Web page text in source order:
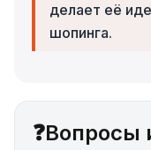
делает её
шопинга.
❓Вопросы